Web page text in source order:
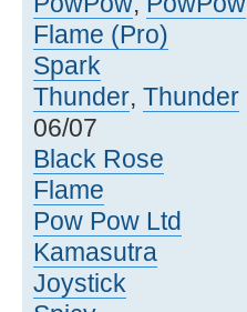
Flame (Pro)
Spark
Thunder, Thunder
06/07
Black Rose
Flame
Pow Pow Ltd
Kamasutra
Joystick